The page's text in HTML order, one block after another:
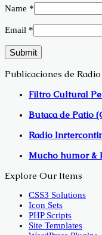
Name *
Email *
Publicaciones de
Filtro Cultural
Butaca de Patio
Radio
Mucho humor &
Explore Our Items
CSS3 Solutions
Icon Sets
PHP Scripts
Site Templates